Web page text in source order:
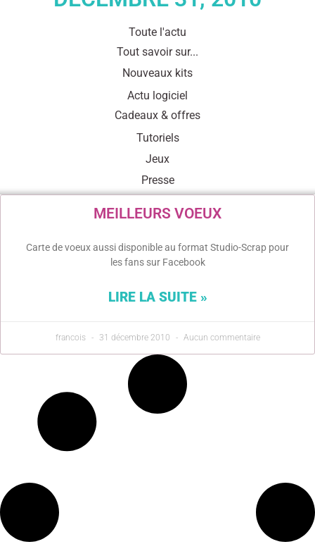
Toute l'actu
Tout savoir sur...
Nouveaux kits
Actu logiciel
Cadeaux & offres
Tutoriels
Jeux
Presse
MEILLEURS VOEUX
Carte de voeux aussi disponible au format Studio-Scrap pour
les fans sur Facebook
LIRE LA SUITE »
francois 31 décembre 2010 Aucun commentaire